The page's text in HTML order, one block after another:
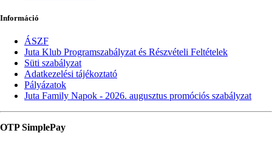
Információ
ÁSZF
Juta Klub Programszabályzat és Részvételi Feltételek
Süti szabályzat
Adatkezelési tájékoztató
Pályázatok
Juta Family Napok - 2026. augusztus promóciós szabályzat
OTP SimplePay